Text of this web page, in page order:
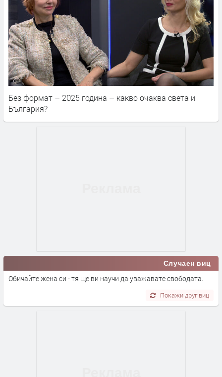
Без формат – 2025 година – какво очаква света и
България?
Случаен виц
Обичайте жена си - тя ще ви научи да уважавате свободата.
Покажи друг виц